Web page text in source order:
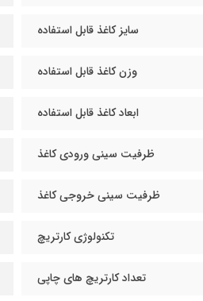
سایز کاغذ قابل استفاده
وزن کاغذ قابل استفاده
ابعاد کاغذ قابل استفاده
ظرفیت سینی ورودی کاغذ
ظرفیت سینی خروجی کاغذ
تکنولوژی کارتریچ
تعداد کارتریچ های چاپی